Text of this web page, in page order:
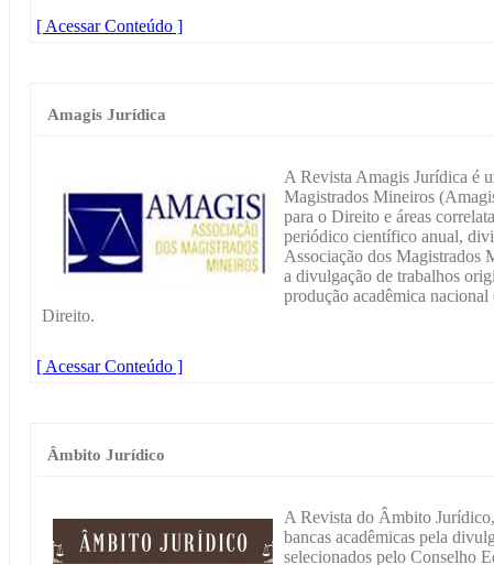
[ Acessar Conteúdo ]
Amagis Jurídica
A Revista Amagis Jurídica é
Magistrados Mineiros
para o Direito e áreas
periódico científico anual,
Associação dos Magistrados
a divulgação de trabalhos
produção acadêmica
Direito.
[ Acessar Conteúdo ]
Âmbito Jurídico
A Revista do Âmbito
bancas acadêmicas pela
selecionados pelo Conselho